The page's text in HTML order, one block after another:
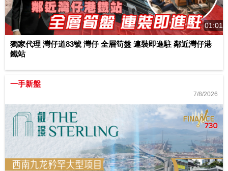
01:01
獨家代理 灣仔道83號 灣仔 全層筍盤 連裝即進駐 鄰近灣仔港
鐵站
一手新盤
7/8/2026